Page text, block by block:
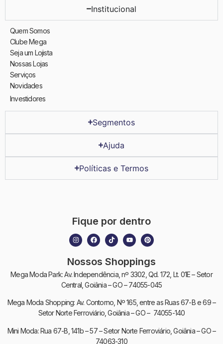
Institucional
Quem Somos
Clube Mega
Seja um Lojista
Nossas Lojas
Serviços
Novidades
Investidores
Segmentos
Ajuda
Políticas e Termos
Fique por dentro
Nossos Shoppings
Mega Moda Park: Av. Independência, nº 3302, Qd. 172, Lt. 01E – Setor
Central, Goiânia – GO – 74055-045
Mega Moda Shopping: Av. Contorno, Nº 165, entre as Ruas 67-B e 69 –
Setor Norte Ferroviário, Goiânia – GO – 74055-140
Mini Moda: Rua 67-B, 141b – 57 – Setor Norte Ferroviário, Goiânia – GO –
74063-310